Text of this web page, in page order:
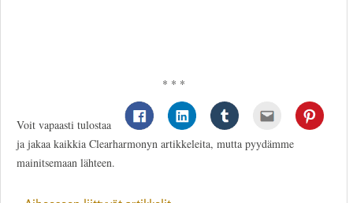
* * *
Voit vapaasti tulostaa
ja jakaa kaikkia Clearharmonyn artikkeleita, mutta pyydämme
mainitsemaan lähteen.